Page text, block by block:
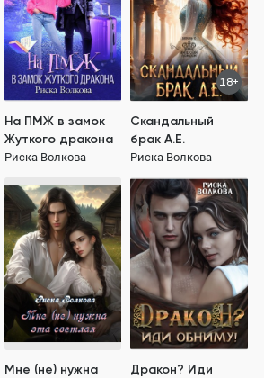
На ПМЖ в замок
Жуткого дракона
Риска Волкова
18+
Скандальный
брак А.Е.
Риска Волкова
Мне (не) нужна
Дракон? Иди